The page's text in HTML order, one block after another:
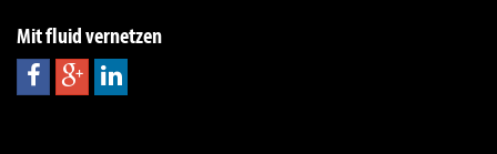
Mit fluid vernetzen